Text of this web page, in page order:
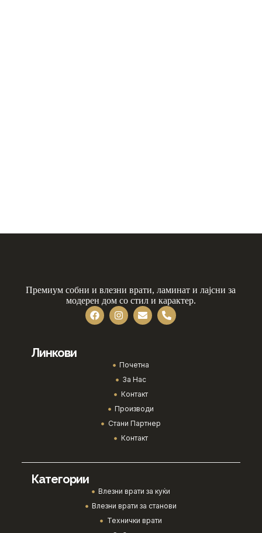
Премиум собни и влезни врати, ламинат и лајсни за
модерен дом со стил и карактер.
Линкови
Почетна
За Нас
Контакт
Производи
Стани Партнер
Контакт
Категории
Влезни врати за куќи
Влезни врати за станови
Технички врати